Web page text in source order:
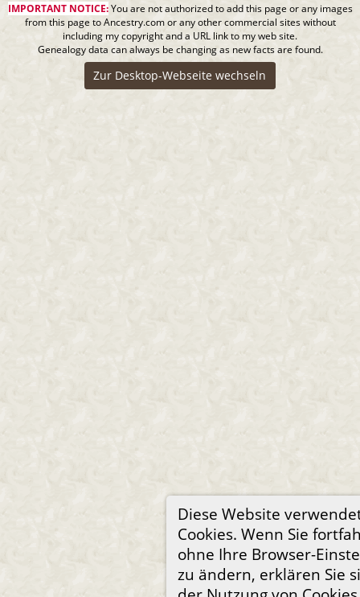
Diese Website
Cookies. Wenn Sie
ohne Ihre Browser-
zu ändern, erklären Sie
IMPORTANT NOTICE:You are not authorized to add this page or any images
from this page to Ancestry.com or any other commercial sites without
including my copyright and a URL link to my web site.
Genealogy data can always be changing as new facts are found.
Zur Desktop-Webseite wechseln